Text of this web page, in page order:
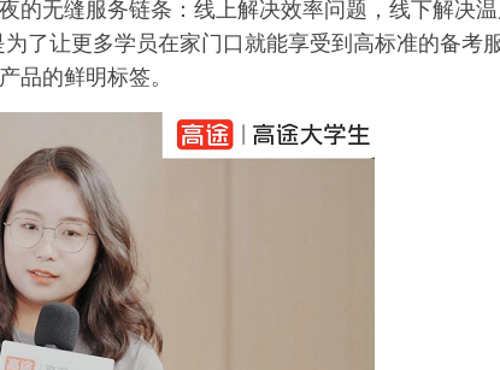
的无缝服务链条：线上解决效率问题，线下解决
了让更多学员在家门口就能享受到高标准的备考
品的鲜明标签。